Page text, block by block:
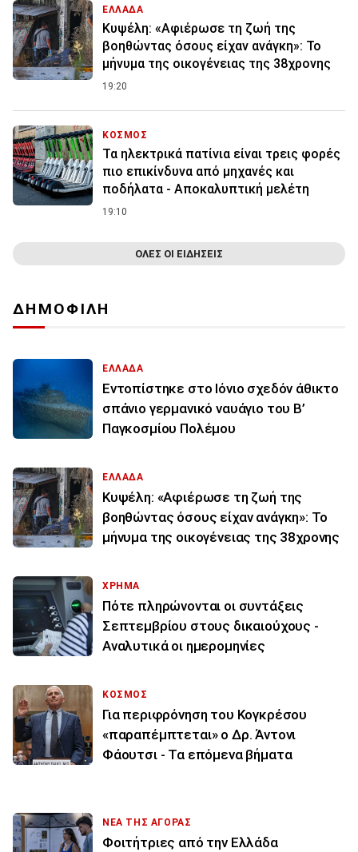
ΕΛΛΑΔΑ
Κυψέλη: «Αφιέρωσε τη ζωή της
βοηθώντας όσους είχαν ανάγκη»: Το
μήνυμα της οικογένειας της 38χρονης
19:20
ΚΟΣΜΟΣ
Τα ηλεκτρικά πατίνια είναι τρεις φορές
πιο επικίνδυνα από μηχανές και
ποδήλατα - Αποκαλυπτική μελέτη
19:10
ΟΛΕΣ ΟΙ ΕΙΔΗΣΕΙΣ
ΔΗΜΟΦΙΛΗ
ΕΛΛΑΔΑ
Εντοπίστηκε στο Ιόνιο σχεδόν άθικτο
σπάνιο γερμανικό ναυάγιο του Β’
Παγκοσμίου Πολέμου
ΕΛΛΑΔΑ
Κυψέλη: «Αφιέρωσε τη ζωή της
βοηθώντας όσους είχαν ανάγκη»: Το
μήνυμα της οικογένειας της 38χρονης
ΧΡΗΜΑ
Πότε πληρώνονται οι συντάξεις
Σεπτεμβρίου στους δικαιούχους -
Αναλυτικά οι ημερομηνίες
ΚΟΣΜΟΣ
Για περιφρόνηση του Κογκρέσου
«παραπέμπτεται» ο Δρ. Άντονι
Φάουτσι - Τα επόμενα βήματα
ΝΕΑ ΤΗΣ ΑΓΟΡΑΣ
Φοιτήτριες από την Ελλάδα